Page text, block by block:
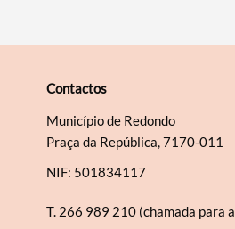
Contactos
Município de Redondo
Praça da República, 7170-011
NIF: 501834117
T. 266 989 210 (chamada para